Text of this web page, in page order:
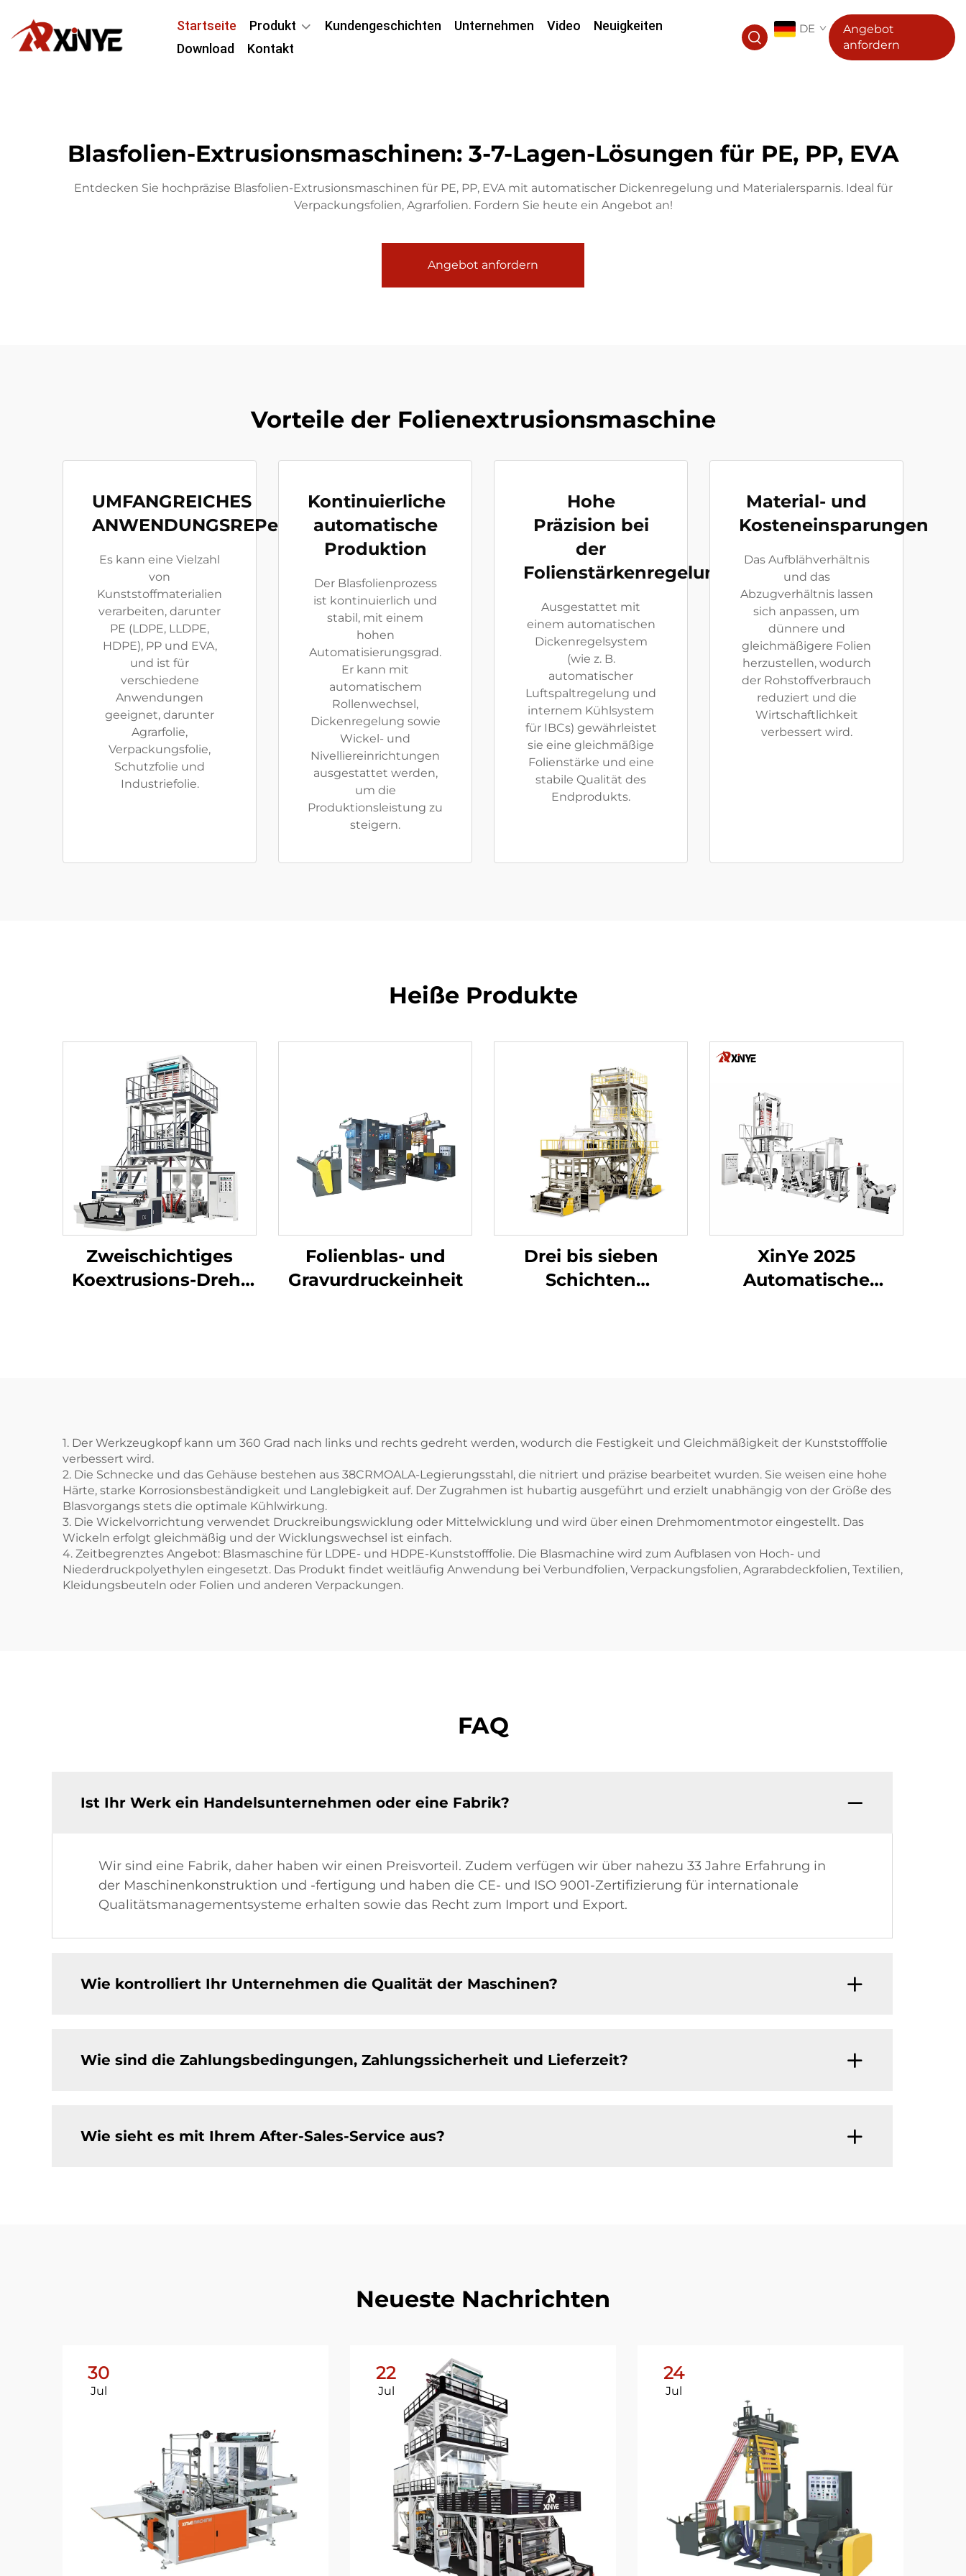
Startseite Produkt Kundengeschichten Unternehmen Video
Neuigkeiten
Download
Kontakt
DE
Angebot
anfordern
Blasfolien-Extrusionsmaschinen: 3-7-Lagen-Lösungen für PE, PP, EVA
Entdecken Sie hochpräzise Blasfolien-Extrusionsmaschinen für PE, PP, EVA mit automatischer Dickenregelung und Materialersparnis. Ideal für
Verpackungsfolien, Agrarfolien. Fordern Sie heute ein Angebot an!
Angebot anfordern
Vorteile der Folienextrusionsmaschine
UMFANGREICHES
ANWENDUNGSREPertoire
Es kann eine Vielzahl
von
Kunststoffmaterialien
verarbeiten, darunter
PE (LDPE, LLDPE,
HDPE), PP und EVA,
und ist für
verschiedene
Anwendungen
geeignet, darunter
Agrarfolie,
Verpackungsfolie,
Schutzfolie und
Industriefolie.
Kontinuierliche
automatische
Produktion
Der Blasfolienprozess
ist kontinuierlich und
stabil, mit einem
hohen
Automatisierungsgrad.
Er kann mit
automatischem
Rollenwechsel,
Dickenregelung sowie
Wickel- und
Nivelliereinrichtungen
ausgestattet werden,
um die
Produktionsleistung zu
steigern.
Hohe
Präzision bei
der
Folienstärkenregelung
Ausgestattet mit
einem automatischen
Dickenregelsystem
(wie z. B.
automatischer
Luftspaltregelung und
internem Kühlsystem
für IBCs) gewährleistet
sie eine gleichmäßige
Folienstärke und eine
stabile Qualität des
Endprodukts.
Material- und
Kosteneinsparungen
Das Aufblähverhältnis
und das
Abzugverhältnis lassen
sich anpassen, um
dünnere und
gleichmäßigere Folien
herzustellen, wodurch
der Rohstoffverbrauch
reduziert und die
Wirtschaftlichkeit
verbessert wird.
Heiße Produkte
Zweischichtiges
Koextrusions-Dreh-
Folienblas- und
Gravurdruckeinheit
Drei bis sieben
Schichten
XinYe 2025
Automatische
1. Der Werkzeugkopf kann um 360 Grad nach links und rechts gedreht werden, wodurch die Festigkeit und Gleichmäßigkeit der Kunststofffolie
verbessert wird.
2. Die Schnecke und das Gehäuse bestehen aus 38CRMOALA-Legierungsstahl, die nitriert und präzise bearbeitet wurden. Sie weisen eine hohe
Härte, starke Korrosionsbeständigkeit und Langlebigkeit auf. Der Zugrahmen ist hubartig ausgeführt und erzielt unabhängig von der Größe des
Blasvorgangs stets die optimale Kühlwirkung.
3. Die Wickelvorrichtung verwendet Druckreibungswicklung oder Mittelwicklung und wird über einen Drehmomentmotor eingestellt. Das
Wickeln erfolgt gleichmäßig und der Wicklungswechsel ist einfach.
4. Zeitbegrenztes Angebot: Blasmaschine für LDPE- und HDPE-Kunststofffolie. Die Blasmachine wird zum Aufblasen von Hoch- und
Niederdruckpolyethylen eingesetzt. Das Produkt findet weitläufig Anwendung bei Verbundfolien, Verpackungsfolien, Agrarabdeckfolien, Textilien,
Kleidungsbeuteln oder Folien und anderen Verpackungen.
FAQ
Ist Ihr Werk ein Handelsunternehmen oder eine Fabrik?
Wir sind eine Fabrik, daher haben wir einen Preisvorteil. Zudem verfügen wir über nahezu 33 Jahre Erfahrung in
der Maschinenkonstruktion und -fertigung und haben die CE- und ISO 9001-Zertifizierung für internationale
Qualitätsmanagementsysteme erhalten sowie das Recht zum Import und Export.
Wie kontrolliert Ihr Unternehmen die Qualität der Maschinen?
Wie sind die Zahlungsbedingungen, Zahlungssicherheit und Lieferzeit?
Wie sieht es mit Ihrem After-Sales-Service aus?
Neueste Nachrichten
30
Jul
22
Jul
24
Jul